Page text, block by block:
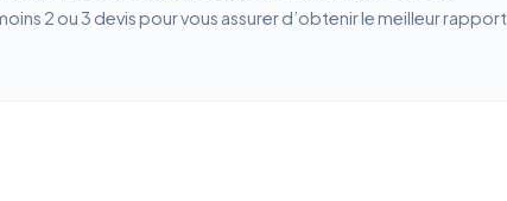
2 ou 3 devis pour vous assurer d’obtenir le meilleur rapport